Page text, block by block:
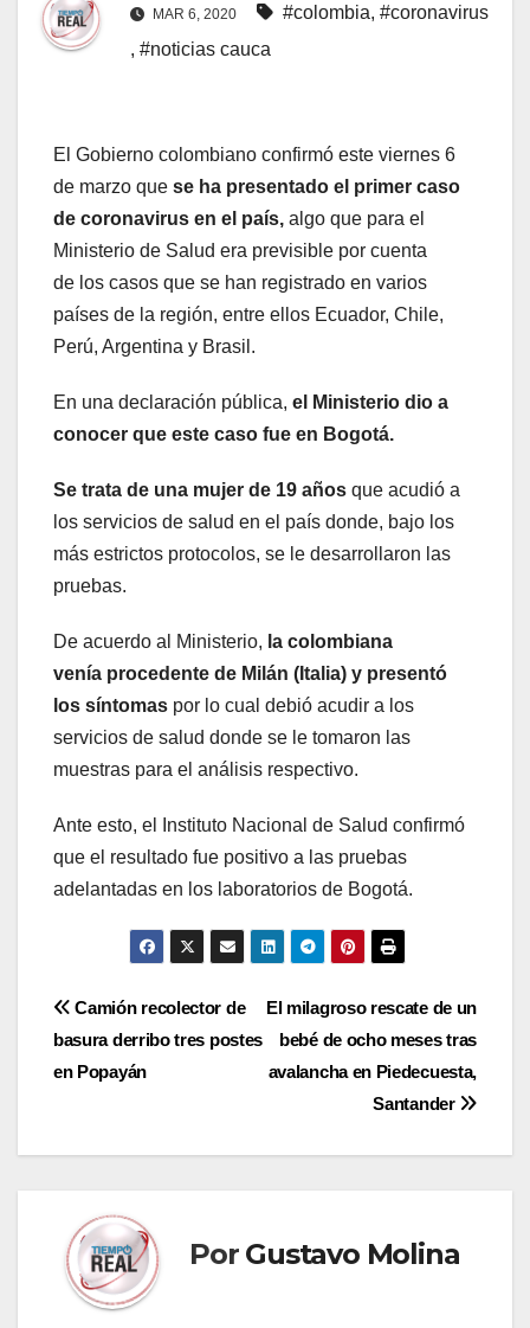
MAR 6, 2020 #colombia, #coronavirus
, #noticias cauca
El Gobierno colombiano confirmó este viernes 6
de marzo que se ha presentado el primer caso
de coronavirus en el país, algo que para el
Ministerio de Salud era previsible por cuenta
de los casos que se han registrado en varios
países de la región, entre ellos Ecuador, Chile,
Perú, Argentina y Brasil.
En una declaración pública, el Ministerio dio a
conocer que este caso fue en Bogotá.
Se trata de una mujer de 19 años que acudió a
los servicios de salud en el país donde, bajo los
más estrictos protocolos, se le desarrollaron las
pruebas.
De acuerdo al Ministerio, la colombiana
venía procedente de Milán (Italia) y presentó
los síntomas por lo cual debió acudir a los
servicios de salud donde se le tomaron las
muestras para el análisis respectivo.
Ante esto, el Instituto Nacional de Salud confirmó
que el resultado fue positivo a las pruebas
adelantadas en los laboratorios de Bogotá.
Navegación
de
El milagroso rescate de un
bebé de ocho meses tras
avalancha en Piedecuesta,
Santander
Camión recolector de
basura derribo tres postes
en Popayán
Por Gustavo Molina